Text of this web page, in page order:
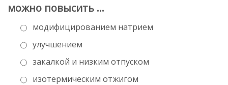
можно повысить …
модифицированием натрием
улучшением
закалкой и низким отпуском
изотермическим отжигом